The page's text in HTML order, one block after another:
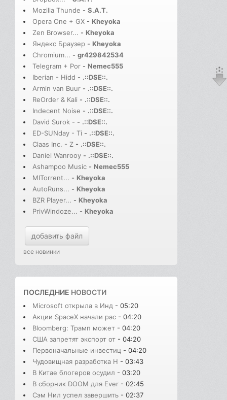
Mozilla Thunde - S.A.T.
Opera One + GX - Kheyoka
Zen Browser... - Kheyoka
Яндекс Браузер - Kheyoka
Chromium... - gr429842534
Telegram + Por - Nemec555
Iberian - Hidd - .::DSE::.
Armin van Buur - .::DSE::.
ReOrder & Kali - .::DSE::.
Indecent Noise - .::DSE::.
David Surok - - .::DSE::.
ED-SUNday - Ti - .::DSE::.
Claas Inc. - Z - .::DSE::.
Daniel Wanrooy - .::DSE::.
Ashampoo Music - Nemec555
MITorrent... - Kheyoka
AutoRuns... - Kheyoka
BZR Player... - Kheyoka
PrivWindoze... - Kheyoka
добавить файл
все новинки
ПОСЛЕДНИЕ НОВОСТИ
Microsoft открыла в Инд - 05:20
Акции SpaceX начали рас - 04:20
Bloomberg: Трамп может - 04:20
США запретят экспорт от - 04:20
Первоначальные инвестиц - 04:20
Чудовищная разработка H - 03:43
В Китае блогеров осудил - 03:20
В сборник DOOM для Ever - 02:45
Сэм Нил успел завершить - 02:37